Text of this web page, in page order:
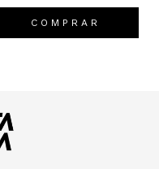
C O M P R A R